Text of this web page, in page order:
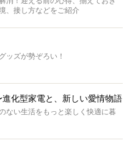
、接し方などをご紹介
ッズが勢ぞろい！
進化型家電と、新しい愛情物語
ない生活をもっと楽しく快適に暮